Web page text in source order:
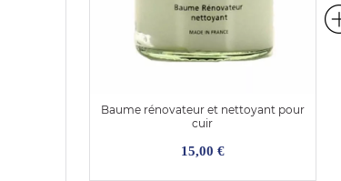
Baume rénovateur et nettoyant pour
cuir
15,00 €